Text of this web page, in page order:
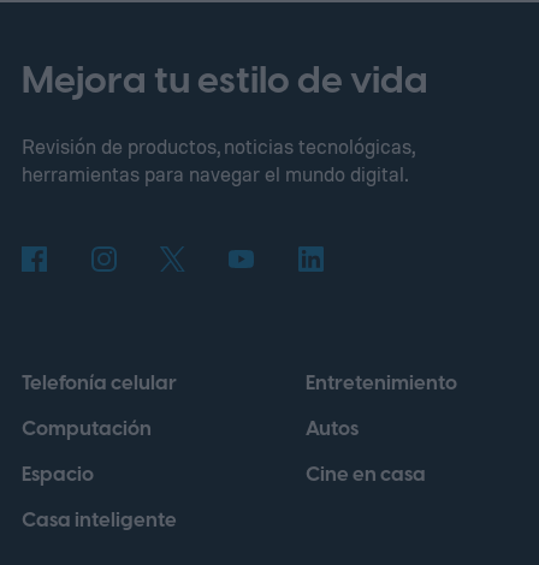
Mejora tu estilo de vida
Revisión de productos, noticias tecnológicas,
herramientas para navegar el mundo digital.
Telefonía celular
Computación
Espacio
Casa inteligente
Entretenimiento
Autos
Cine en casa